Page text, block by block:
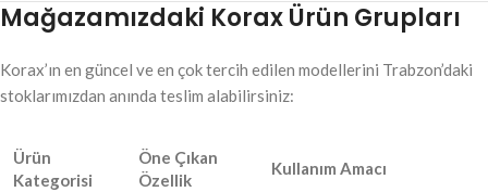
Mağazamızdaki Korax Ürün Grupları
Korax’ın en güncel ve en çok tercih edilen modellerini Trabzon’daki
stoklarımızdan anında teslim alabilirsiniz:
Ürün
Kategorisi
Öne Çıkan
Özellik
Kullanım Amacı